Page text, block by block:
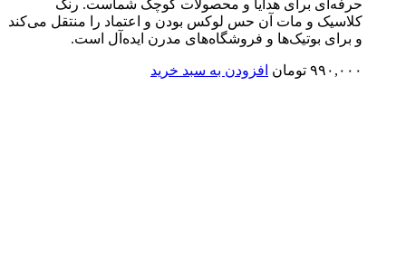
حرفه‌ای برای هدایا و محصولات کوچک شماست. رنگ
کلاسیک و مات آن حس لوکس بودن و اعتماد را منتقل می‌کند
و برای بوتیک‌ها و فروشگاه‌های مدرن ایده‌آل است.
۹۹۰,۰۰۰ تومان افزودن به سبد خرید